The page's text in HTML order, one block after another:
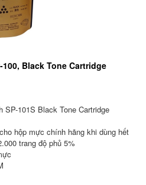
Black Tone Cartridge
SP-101S Black Tone Cartridge
hộp mực chính hãng khi dùng hết
trang độ phủ 5%